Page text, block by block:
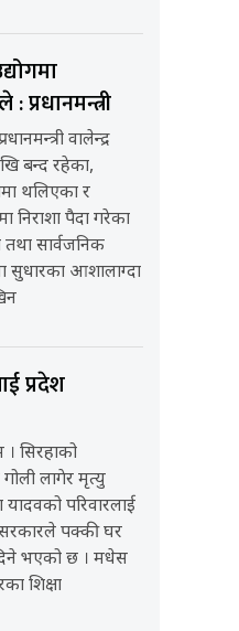
वालेन्द्र
बन्द रहेका,
थलिएका र
निराशा पैदा गरेका
तथा सार्वजनिक
सुधारका आशालाग्दा
प्रदेश
सिरहाको
लागेर मृत्यु
परिवारलाई
पक्की घर
भएको छ । मधेस
शिक्षा